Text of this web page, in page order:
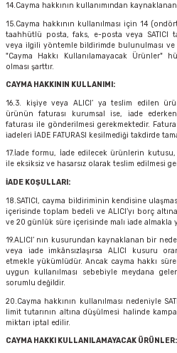
14.Cayma hakkının kullanımından
15.Cayma hakkının kullanılması için 14
taahhütlü posta, faks, e-posta veya SATICI
veya ilgili yöntemle bildirimde bulunulması
"Cayma Hakkı Kullanılamayacak Ürünler"
olması şarttır.
CAYMA HAKKININ KULLANIMI:
16.3. kişiye veya ALICI’ ya teslim edilen
ürünün faturası kurumsal ise, iade
faturası ile gönderilmesi gerekmektedir.
iadeleri İADE FATURASI kesilmediği takdirde
17.İade formu, İade edilecek ürünlerin kutusu,
ile eksiksiz ve hasarsız olarak teslim edilmesi
İADE KOŞULLARI:
18.SATICI, cayma bildiriminin kendisine
içerisinde toplam bedeli ve ALICI’yı borç
ve 20 günlük süre içerisinde malı iade almakla
19.ALICI’ nın kusurundan kaynaklanan bir
veya iade imkânsızlaşırsa ALICI kusuru
etmekle yükümlüdür. Ancak cayma hakkı
uygun kullanılması sebebiyle meydana
sorumlu değildir.
20.Cayma hakkının kullanılması nedeniyle
limit tutarının altına düşülmesi halinde
miktarı iptal edilir.
CAYMA HAKKI KULLANILAMAYACAK ÜRÜNLER: